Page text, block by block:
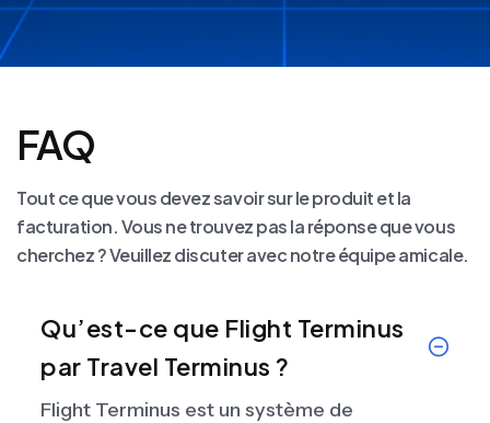
FAQ
Tout ce que vous devez savoir sur le produit et la
facturation. Vous ne trouvez pas la réponse que vous
cherchez ? Veuillez discuter avec notre équipe amicale.
Qu’est-ce que Flight Terminus
par Travel Terminus ?
Flight Terminus est un système de